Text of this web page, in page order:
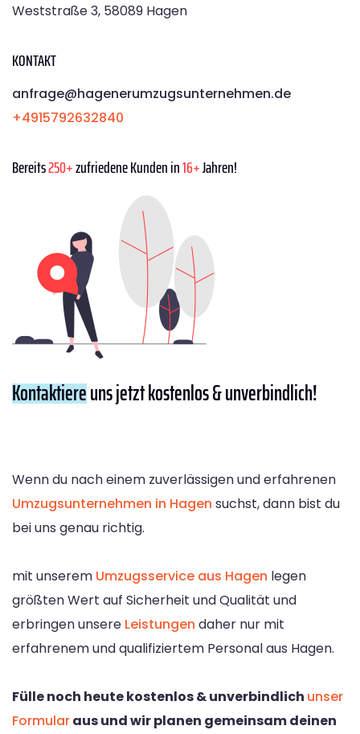
Weststraße 3, 58089 Hagen
KONTAKT
anfrage@hagenerumzugsunternehmen.de
+4915792632840
Bereits250+zufriedene Kunden in16+Jahren!
Kontaktiereuns jetzt kostenlos & unverbindlich!
Wenn du nach einem zuverlässigen und erfahrenen
Umzugsunternehmen in Hagen suchst, dann bist du
bei uns genau richtig.
mit unserem Umzugsservice aus Hagen legen
größten Wert auf Sicherheit und Qualität und
erbringen unsere Leistungen daher nur mit
erfahrenem und qualifiziertem Personal aus Hagen.
Fülle noch heute kostenlos & unverbindlich unser
Formularaus und wir planen gemeinsam deinen